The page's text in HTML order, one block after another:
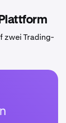
zwei Trading-